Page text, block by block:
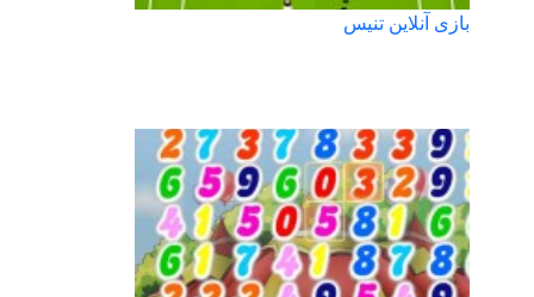
بازی آنلاین تنیس